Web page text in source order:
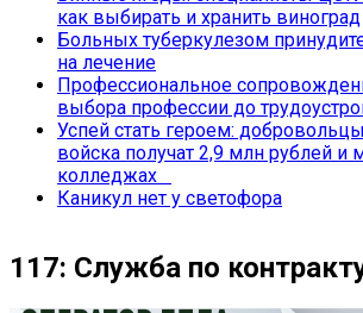
как выбирать и хранить виноград
Больных туберкулезом
на лечение
Профессиональное
выбора профессии до
Успей стать героем:
войска получат 2,9 млн рублей и
колледжах
Каникул нет у светофора
117: Служба по